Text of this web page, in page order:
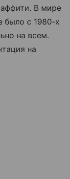
В мире
было с 1980-х
на всем.
на